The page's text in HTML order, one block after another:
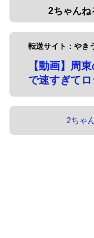
2ちゃんね
転送サイト：やき
【動画】周
で速すぎて
2ちゃ